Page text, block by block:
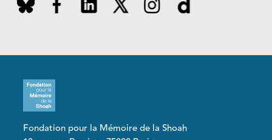
Fondation pour la Mémoire de la Shoah